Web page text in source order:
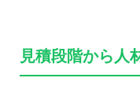
見積段階から人